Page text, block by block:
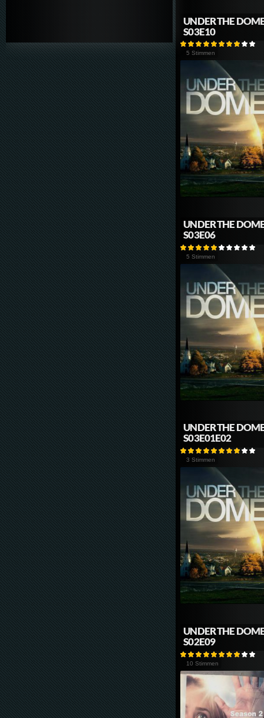
UNDER THE
S03E10
5 Stimmen
UNDER THE
S03E06
5 Stimmen
UNDER THE
S03E01E02
3 Stimmen
UNDER THE
S02E09
10 Stimmen